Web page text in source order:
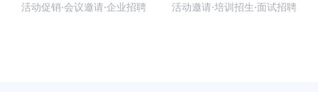
活动促销·会议邀请·企业招聘 活动邀请·培训招生·面试招聘